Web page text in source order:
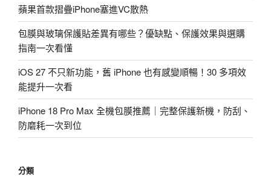
蘋果首款摺疊iPhone塞進VC散熱
包膜與玻璃保護貼差異有哪些？優缺點、保護效果與選購
指南一次看懂
iOS 27 不只新功能，舊 iPhone 也有感變順暢！30 多項效
能提升一次看
iPhone 18 Pro Max 全機包膜推薦｜完整保護新機，防刮、
防磨耗一次到位
分類